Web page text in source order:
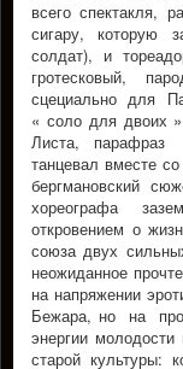
всего спектакля,
сигару, которую
солдат), и
гротесковый,
сцециально для
« соло для двоих
Листа, парафраз
танцевал вместе
бергмановский
хореографа
откровением о
союза двух
неожиданное
на напряжении
Бежара, но на
энергии
старой культуры: